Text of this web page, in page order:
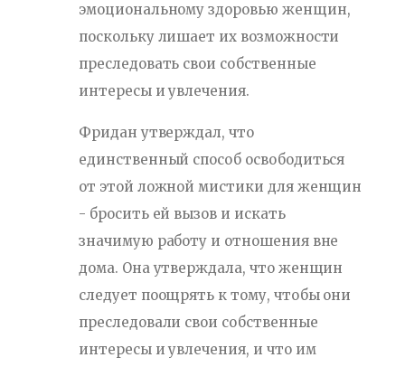
эмоциональному здоровью женщин,
поскольку лишает их возможности
преследовать свои собственные
интересы и увлечения.
Фридан утверждал, что
единственный способ освободиться
от этой ложной мистики для женщин
- бросить ей вызов и искать
значимую работу и отношения вне
дома. Она утверждала, что женщин
следует поощрять к тому, чтобы они
преследовали свои собственные
интересы и увлечения, и что им